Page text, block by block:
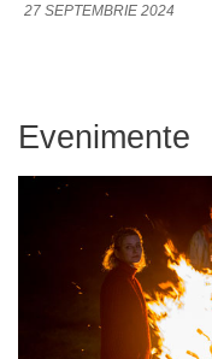
27 SEPTEMBRIE 2024
Evenimente